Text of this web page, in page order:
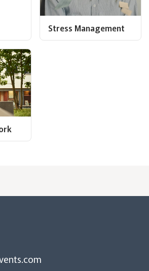
Stress Management